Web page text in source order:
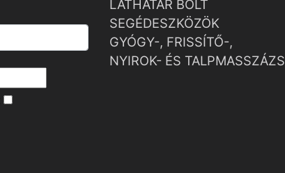
LÁTHATÁR BOLT
SEGÉDESZKÖZÖK
GYÓGY-, FRISSÍTŐ-,
NYIROK- ÉS TALPMASSZÁZS